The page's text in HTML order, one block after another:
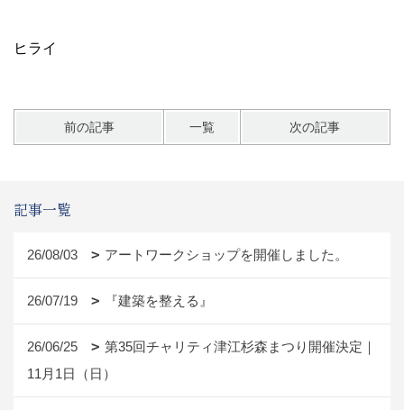
ヒライ
前の記事 一覧 次の記事
記事一覧
26/08/03 アートワークショップを開催しました。
26/07/19 『建築を整える』
26/06/25
第35回チャリティ津江杉森まつり開催決定｜
11月1日（日）